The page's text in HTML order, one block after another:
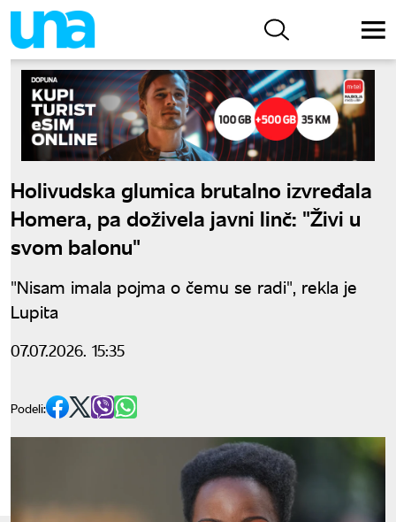
Holivudska glumica brutalno izvređala
Homera, pa doživela javni linč: "Živi u
svom balonu"
"Nisam imala pojma o čemu se radi", rekla je
Lupita
07.07.2026. 15:35
Podeli: